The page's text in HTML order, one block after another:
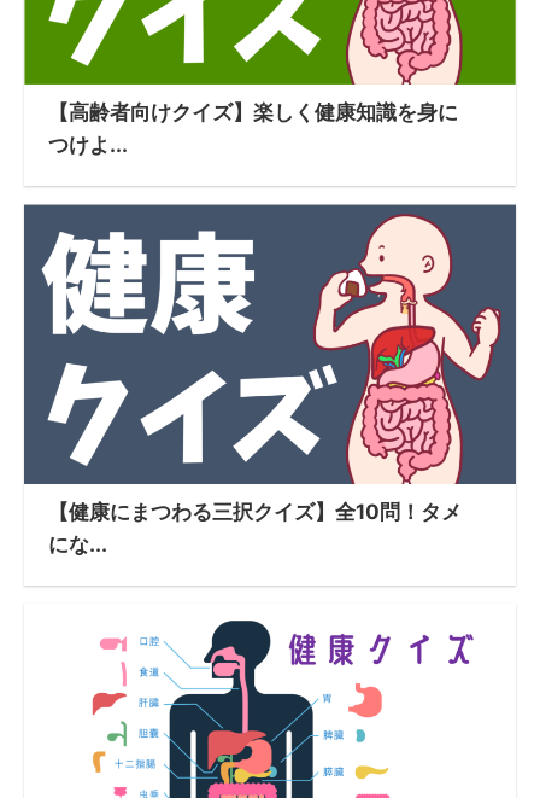
【高齢者向けクイズ】楽しく健康知識を身に
つけよ...
【健康にまつわる三択クイズ】全10問！タメ
にな...